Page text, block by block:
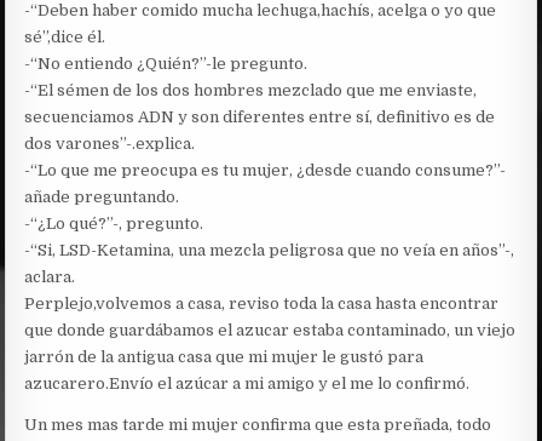
-“Deben haber comido mucha lechuga,hachís, acelga o yo que
sé”,dice él.
-“No entiendo ¿Quién?”-le pregunto.
-“El sémen de los dos hombres mezclado que me enviaste,
secuenciamos ADN y son diferentes entre sí, definitivo es de
dos varones”-.explica.
-“Lo que me preocupa es tu mujer, ¿desde cuando consume?”-
añade preguntando.
-“¿Lo qué?”-, pregunto.
-“Si, LSD-Ketamina, una mezcla peligrosa que no veía en años”-,
aclara.
Perplejo,volvemos a casa, reviso toda la casa hasta encontrar
que donde guardábamos el azucar estaba contaminado, un viejo
jarrón de la antigua casa que mi mujer le gustó para
azucarero.Envío el azúcar a mi amigo y el me lo confirmó.
Un mes mas tarde mi mujer confirma que esta preñada, todo